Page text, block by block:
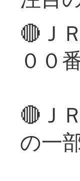
🔴Ｊ
００
🔴Ｊ
の一